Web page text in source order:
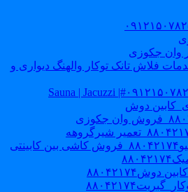
جکوزی
فلاش تانک توکار والهنگ دیواری و
دوش